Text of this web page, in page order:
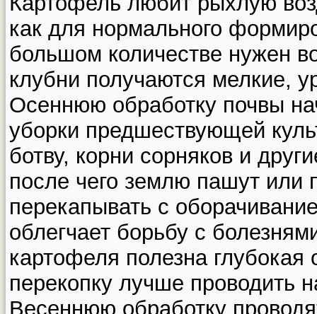
как для нормального
большом количестве нужен
клубни получаются мелкие,
Осеннюю обработку почвы
уборки предшествующей
ботву, корни сорняков и
после чего землю пашут или
перекапывать с
облегчает борьбу с
картофеля полезна
перекопку лучше проводить
Весеннюю обработку